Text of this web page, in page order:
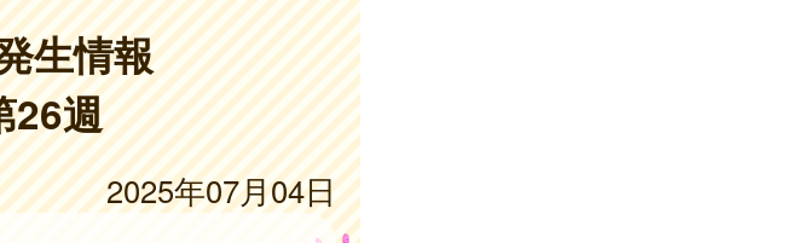
生情報
26週
2025年07月04日